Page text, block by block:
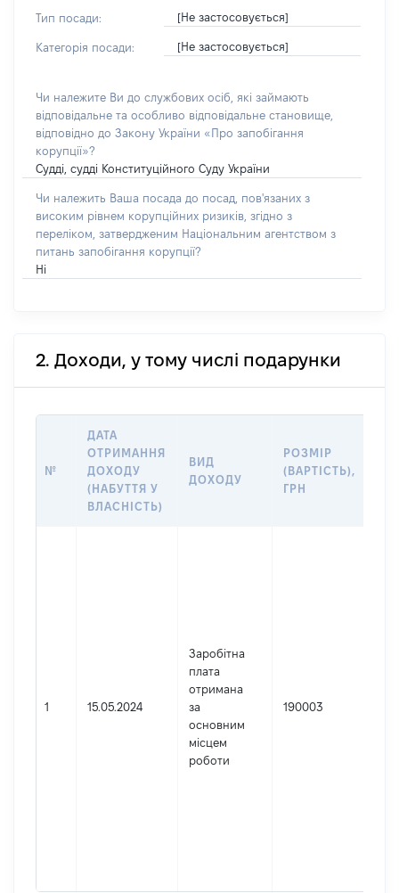
Тип посади: [Не застосовується]
Категорія посади: [Не застосовується]
Чи належите Ви до службових осіб, які займають
відповідальне та особливо відповідальне становище,
відповідно до Закону України «Про запобігання
корупції»?
Судді, судді Конституційного Суду України
Чи належить Ваша посада до посад, пов'язаних з
високим рівнем корупційних ризиків, згідно з
переліком, затвердженим Національним агентством з
питань запобігання корупції?
Ні
2. Доходи, у тому числі подарунки
№
ДАТА
ОТРИМАННЯ
ДОХОДУ
(НАБУТТЯ У
ВЛАСНІСТЬ)
ВИД
ДОХОДУ
РОЗМІР
(ВАРТІСТЬ),
ГРН
1 15.05.2024
Заробітна
плата
отримана
за
основним
місцем
роботи
190003